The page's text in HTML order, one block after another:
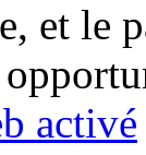
et le
activé